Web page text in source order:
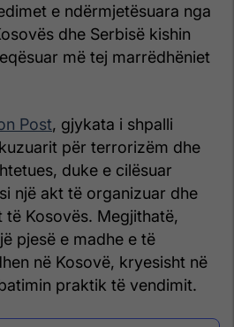
e ndërmjetësuara nga
dhe Serbisë kishin
më tej marrëdhëniet
Post, gjykata i shpalli
për terrorizëm dhe
duke e cilësuar
një akt të organizuar dhe
Kosovës. Megjithatë,
pjesë e madhe e të
në Kosovë, kryesisht në
praktik të vendimit.